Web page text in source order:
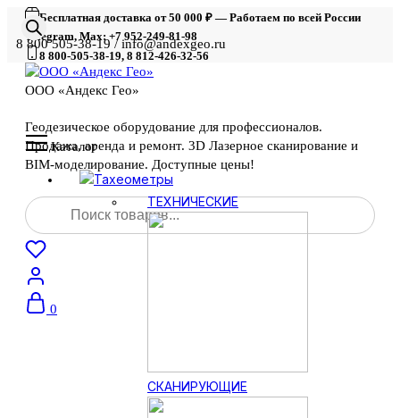
Бесплатная доставка от 50 000 ₽ — Работаем по всей России
Telegram, Max: +7 952-249-81-98
8 800-505-38-19, 8 812-426-32-56
8 800 505-38-19 / info@andexgeo.ru
ООО «Андекс Гео»
Геодезическое оборудование для профессионалов.
Продажа, аренда и ремонт. 3D Лазерное сканирование и
BIM-моделирование. Доступные цены!
Поиск
товаров
0
Каталог
Тахеометры
ТЕХНИЧЕСКИЕ
СКАНИРУЮЩИЕ